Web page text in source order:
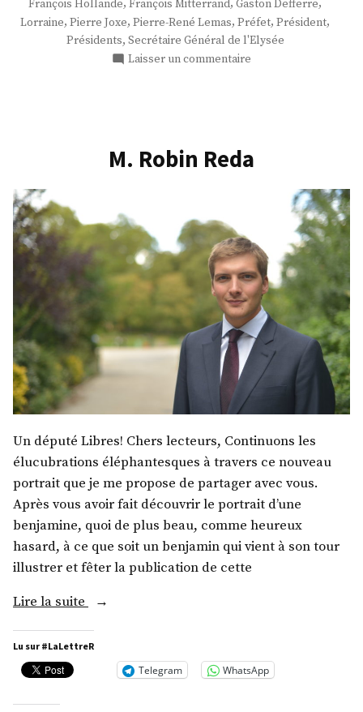
François Hollande, François Mitterrand, Gaston Defferre,
Lorraine, Pierre Joxe, Pierre-René Lemas, Préfet, Président,
Présidents, Secrétaire Général de l'Elysée
Laisser un commentaire
Acte
M. Robin Reda
Un député Libres! Chers lecteurs, Continuons les
élucubrations éléphantesques à travers ce nouveau
portrait que je me propose de partager avec vous.
Après vous avoir fait découvrir le portrait d’une
benjamine, quoi de plus beau, comme heureux
hasard, à ce que soit un benjamin qui vient à son tour
illustrer et fêter la publication de cette
Lire la suite
« M.
Reda »
Lu sur #LaLettreR
Telegram WhatsApp